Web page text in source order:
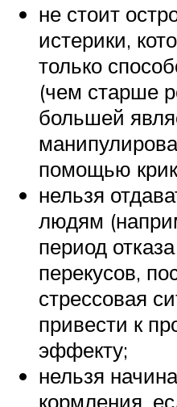
не стоит
истерики,
только
(чем старше
большей
помощью
нельзя
людям
период
перекусов,
стрессовая
привести к
эффекту;
нельзя
кормления,